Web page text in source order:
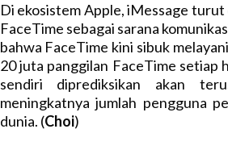
Di ekosistem Apple, iMessage
FaceTime sebagai sarana
bahwa FaceTime kini sibuk
20 juta panggilan FaceTime setiap
sendiri diprediksikan akan
meningkatnya jumlah pengguna
dunia. (Choi)